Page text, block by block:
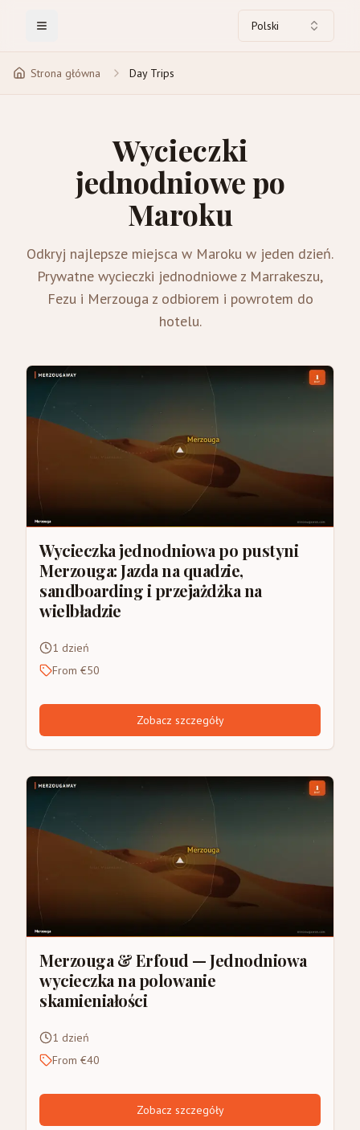
Toggle Menu Polski
Strona główna Day Trips
Wycieczki
jednodniowe po
Maroku
Odkryj najlepsze miejsca w Maroku w jeden dzień.
Prywatne wycieczki jednodniowe z Marrakeszu,
Fezu i Merzouga z odbiorem i powrotem do
hotelu.
Wycieczka jednodniowa po pustyni
Merzouga: Jazda na quadzie,
sandboarding i przejażdżka na
wielbładzie
1 dzień
From €50
Zobacz szczegóły
Merzouga & Erfoud — Jednodniowa
wycieczka na polowanie
skamieniałości
1 dzień
From €40
Zobacz szczegóły